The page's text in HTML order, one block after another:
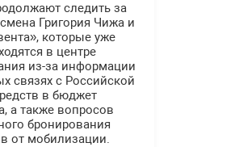
следить за
Григория Чижа и
которые уже
в центре
из-за информации
связях с Российской
в бюджет
а также вопросов
бронирования
от мобилизации.